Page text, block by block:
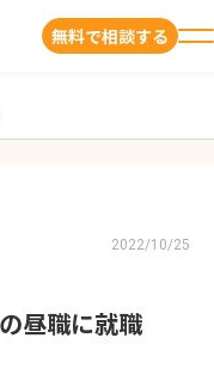
無料で相談する
2022/10/25
昼職に就職